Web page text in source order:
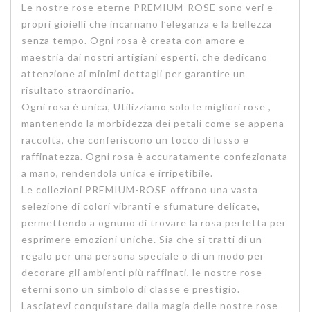
Le nostre rose eterne PREMIUM-ROSE sono veri e
propri gioielli che incarnano l’eleganza e la bellezza
senza tempo. Ogni rosa è creata con amore e
maestria dai nostri artigiani esperti, che dedicano
attenzione ai minimi dettagli per garantire un
risultato straordinario.
Ogni rosa è unica, Utilizziamo solo le migliori rose ,
mantenendo la morbidezza dei petali come se appena
raccolta, che conferiscono un tocco di lusso e
raffinatezza. Ogni rosa è accuratamente confezionata
a mano, rendendola unica e irripetibile.
Le collezioni PREMIUM-ROSE offrono una vasta
selezione di colori vibranti e sfumature delicate,
permettendo a ognuno di trovare la rosa perfetta per
esprimere emozioni uniche. Sia che si tratti di un
regalo per una persona speciale o di un modo per
decorare gli ambienti più raffinati, le nostre rose
eterni sono un simbolo di classe e prestigio.
Lasciatevi conquistare dalla magia delle nostre rose